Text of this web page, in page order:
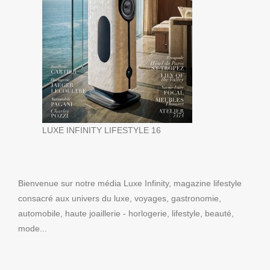
LUXE INFINITY LIFESTYLE 16
Bienvenue sur notre média Luxe Infinity, magazine lifestyle
consacré aux univers du luxe, voyages, gastronomie,
automobile, haute joaillerie - horlogerie, lifestyle, beauté,
mode...